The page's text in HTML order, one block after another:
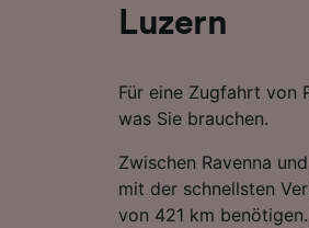
Luzern
Für eine Zugfahrt von
was Sie brauchen.
Zwischen Ravenna
mit der schnellsten
von 421 km